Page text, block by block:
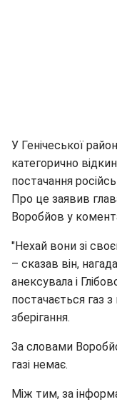
У Генічеської
категорично
постачання
Про це заявив
Воробйов у
"Нехай вони зі
– сказав він,
анексувала і
постачається газ
зберігання.
За словами
газі немає.
Між тим, за